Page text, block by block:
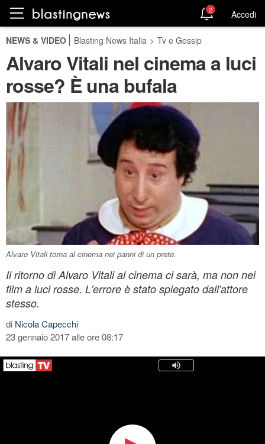
2 Accedi
NEWS & VIDEO Blasting News Italia > Tv e Gossip
Alvaro Vitali nel cinema a luci
rosse? È una bufala
Alvaro Vitali torna al cinema nei panni di un prete.
Il ritorno di Alvaro Vitali al cinema ci sarà, ma non nei
film a luci rosse. L'errore è stato spiegato dall'attore
stesso.
di Nicola Capecchi
23 gennaio 2017 alle ore 08:17